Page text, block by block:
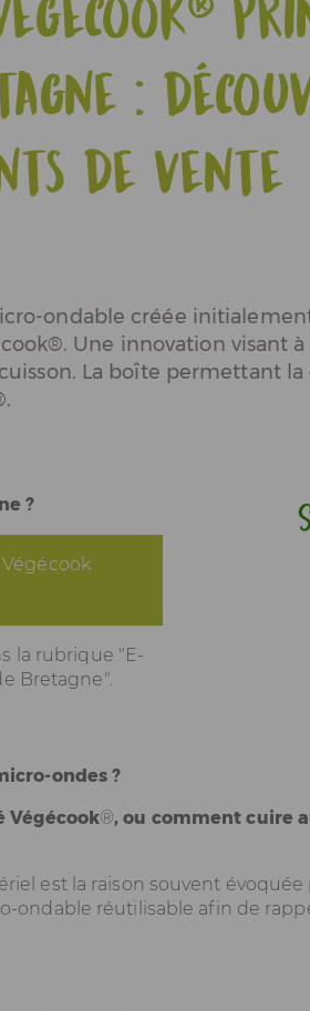
:
de vente
ondable créée
Une innovation visant
La boîte permettant
?
la rubrique "E-
Bretagne".
ondes ?
Végécook®, ou comment cuire
est la raison souvent évoquée
ondable réutilisable afin de